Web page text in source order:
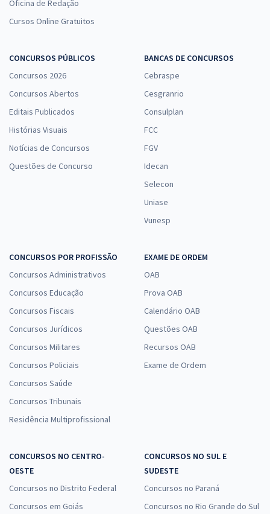
Oficina de Redação
Cursos Online Gratuitos
CONCURSOS PÚBLICOS
Concursos 2026
Concursos Abertos
Editais Publicados
Histórias Visuais
Notícias de Concursos
Questões de Concurso
BANCAS DE CONCURSOS
Cebraspe
Cesgranrio
Consulplan
FCC
FGV
Idecan
Selecon
Uniase
Vunesp
CONCURSOS POR PROFISSÃO
Concursos Administrativos
Concursos Educação
Concursos Fiscais
Concursos Jurídicos
Concursos Militares
Concursos Policiais
Concursos Saúde
Concursos Tribunais
Residência Multiprofissional
EXAME DE ORDEM
OAB
Prova OAB
Calendário OAB
Questões OAB
Recursos OAB
Exame de Ordem
CONCURSOS NO CENTRO-
OESTE
Concursos no Distrito Federal
Concursos em Goiás
CONCURSOS NO SUL E
SUDESTE
Concursos no Paraná
Concursos no Rio Grande do Sul